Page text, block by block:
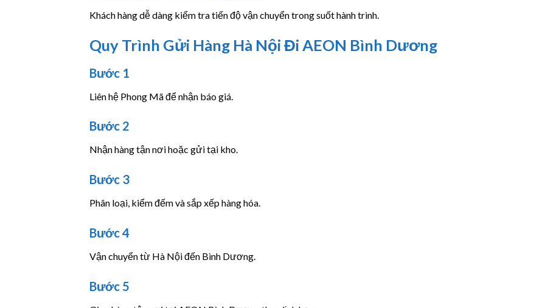
Khách hàng dễ dàng kiểm tra tiến độ vận chuyển trong suốt hành trình.
Quy Trình Gửi Hàng Hà Nội Đi AEON Bình Dương
Bước 1
Liên hệ Phong Mã để nhận báo giá.
Bước 2
Nhận hàng tận nơi hoặc gửi tại kho.
Bước 3
Phân loại, kiểm đếm và sắp xếp hàng hóa.
Bước 4
Vận chuyển từ Hà Nội đến Bình Dương.
Bước 5